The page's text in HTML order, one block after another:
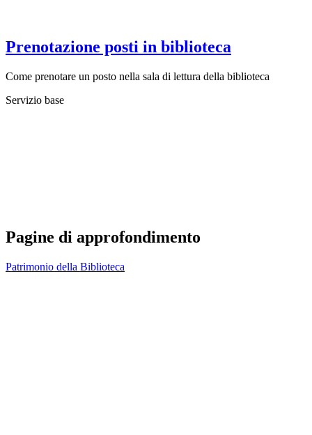
Prenotazione posti in biblioteca
Come prenotare un posto nella sala di lettura della biblioteca
Servizio base
Pagine di approfondimento
Patrimonio della Biblioteca